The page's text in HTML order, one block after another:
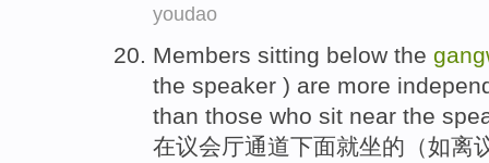
youdao
Members sitting below the
the speaker ) are more
than those who sit near the
在议会厅通道下面就坐的（如离